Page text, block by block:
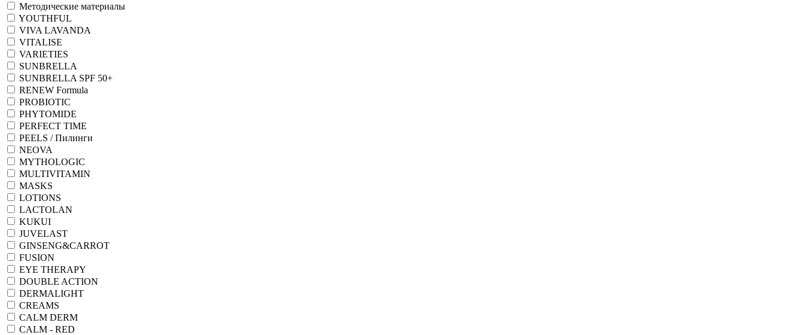
Методические материалы
YOUTHFUL
VIVA LAVANDA
VITALISE
VARIETIES
SUNBRELLA
SUNBRELLA SPF 50+
RENEW Formula
PROBIOTIC
PHYTOMIDE
PERFECT TIME
PEELS / Пилинги
NEOVA
MYTHOLOGIC
MULTIVITAMIN
MASKS
LOTIONS
LACTOLAN
KUKUI
JUVELAST
GINSENG&CARROT
FUSION
EYE THERAPY
DOUBLE ACTION
DERMALIGHT
CREAMS
CALM DERM
CALM - RED